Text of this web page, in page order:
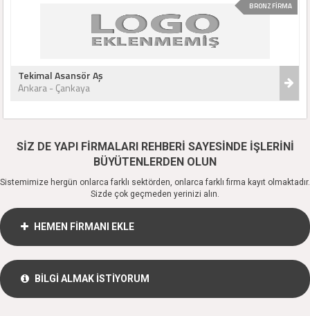
BRONZ FİRMA
Tekimal Asansör Aş
Ankara - Çankaya
SİZ DE YAPI FİRMALARI REHBERİ SAYESİNDE İŞLERİNİ
BÜYÜTENLERDEN OLUN
Sistemimize hergün onlarca farklı sektörden, onlarca farklı firma kayıt olmaktadır.
Sizde çok geçmeden yerinizi alın.
HEMEN FİRMANI EKLE
BİLGİ ALMAK İSTİYORUM